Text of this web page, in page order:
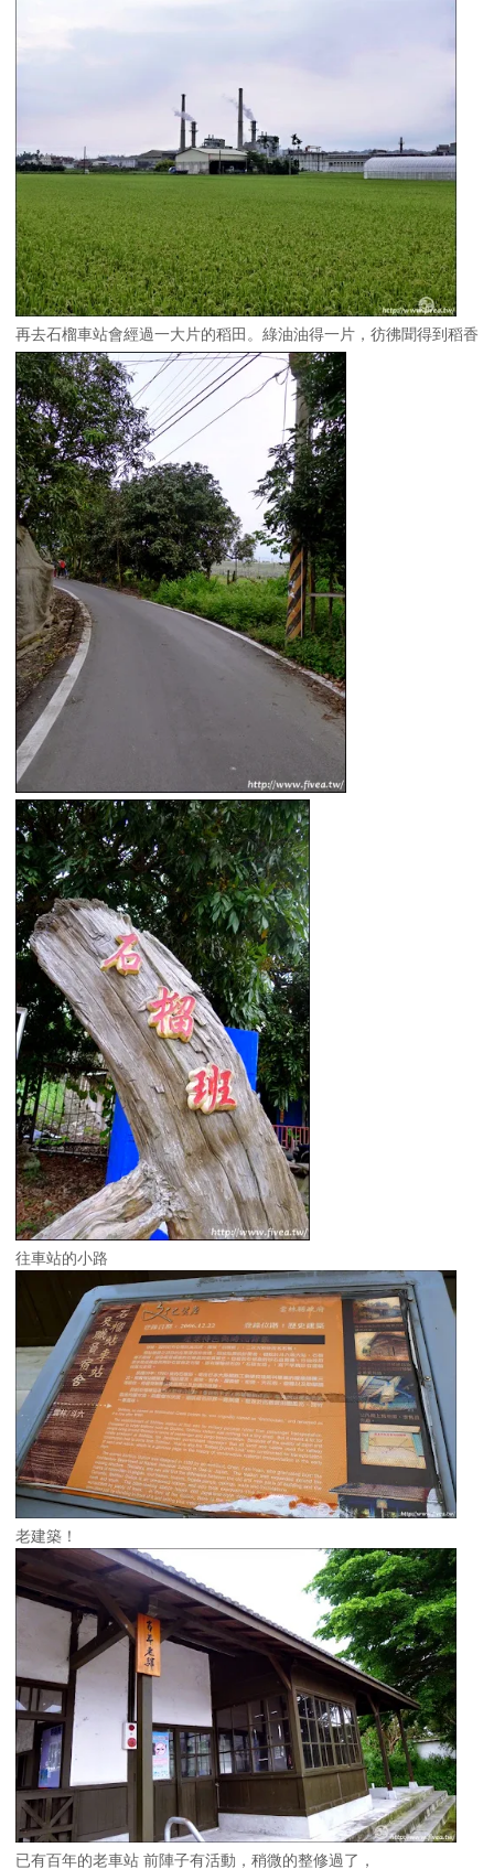
再去石榴車站會經過一大片的稻田。綠油油得一片，彷彿聞得到稻香
往車站的小路
老建築！
已有百年的老車站 前陣子有活動，稍微的整修過了，